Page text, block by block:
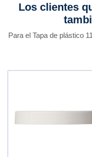
Los clientes
Para el Tapa de plástico